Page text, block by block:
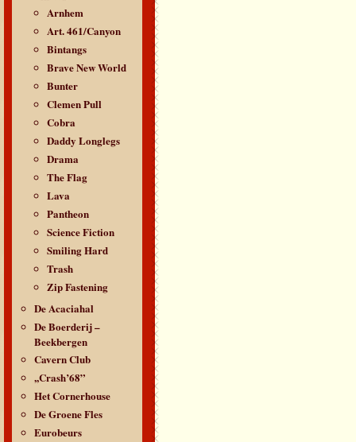
Arnhem
Art. 461/Canyon
Bintangs
Brave New World
Bunter
Clemen Pull
Cobra
Daddy Longlegs
Drama
The Flag
Lava
Pantheon
Science Fiction
Smiling Hard
Trash
Zip Fastening
De Acaciahal
De Boerderij –
Beekbergen
Cavern Club
,,Crash’68”
Het Cornerhouse
De Groene Fles
Eurobeurs